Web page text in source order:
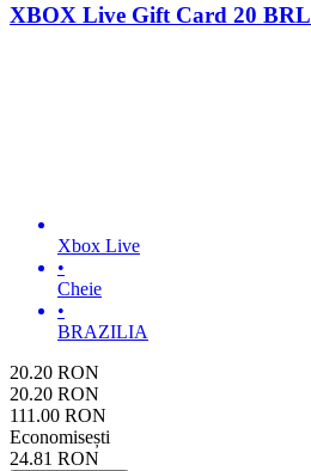
XBOX Live Gift Card 20 BRL
Xbox Live
•
Cheie
•
BRAZILIA
20.20 RON
20.20 RON
111.00 RON
Economisești
24.81 RON